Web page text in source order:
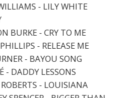
- LILY WHITE
BURKE - CRY TO ME
- RELEASE ME
- BAYOU SONG
DADDY LESSONS
- LOUISIANA